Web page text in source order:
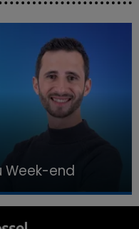
DU WEEK-END